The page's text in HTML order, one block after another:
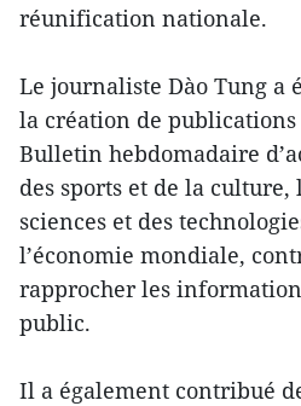
réunification nationale.
Le journaliste Dào Tung a
la création de publications
Bulletin hebdomadaire
des sports et de la
sciences et des
l’économie mondiale,
rapprocher les
public.
Il a également contribué